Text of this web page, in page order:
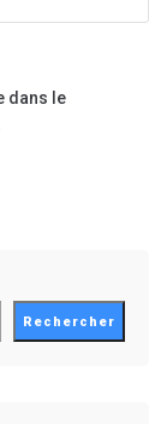
dans le
Rechercher